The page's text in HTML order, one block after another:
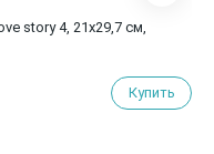
story 4, 21х29,7 см,
Купить